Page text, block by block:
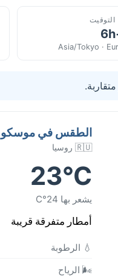
التوقيت
Asia/Tokyo ·
الطقس في موسكو
🇷🇺 روسيا
23°C
يشعر بها 24°C
أمطار متفرقة قريبة
💧 الرطوبة
🌬️ الرياح